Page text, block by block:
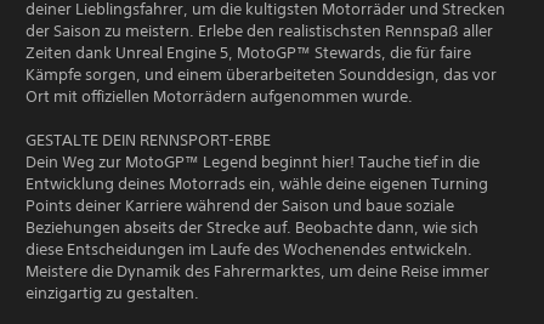
deiner Lieblingsfahrer, um die kultigsten Motorräder und Strecken
der Saison zu meistern. Erlebe den realistischsten Rennspaß aller
Zeiten dank Unreal Engine 5, MotoGP™ Stewards, die für faire
Kämpfe sorgen, und einem überarbeiteten Sounddesign, das vor
Ort mit offiziellen Motorrädern aufgenommen wurde.
GESTALTE DEIN RENNSPORT-ERBE
Dein Weg zur MotoGP™ Legend beginnt hier! Tauche tief in die
Entwicklung deines Motorrads ein, wähle deine eigenen Turning
Points deiner Karriere während der Saison und baue soziale
Beziehungen abseits der Strecke auf. Beobachte dann, wie sich
diese Entscheidungen im Laufe des Wochenendes entwickeln.
Meistere die Dynamik des Fahrermarktes, um deine Reise immer
einzigartig zu gestalten.